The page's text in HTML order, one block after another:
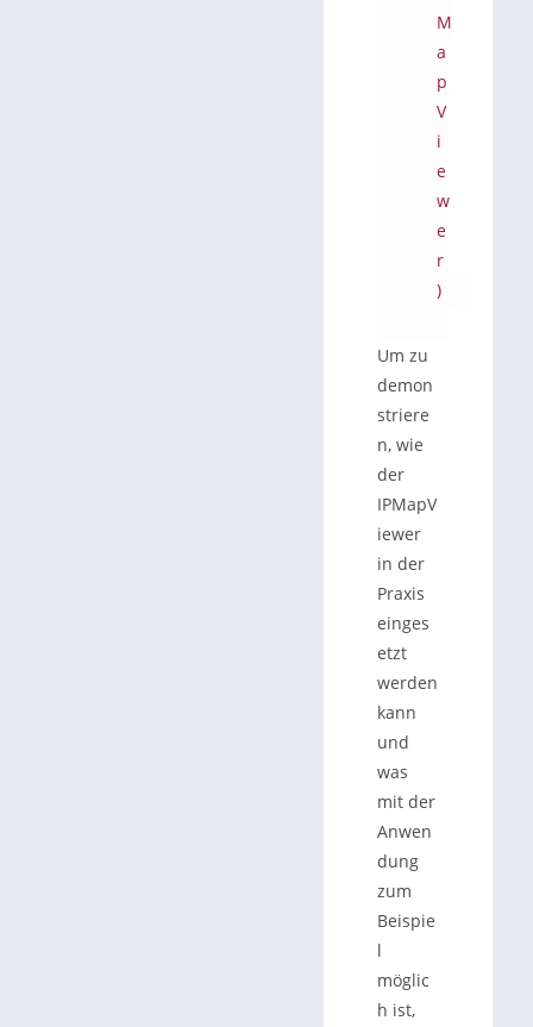
M
a
p
V
i
e
w
e
r
)
Um zu
demon
striere
n, wie
der
IPMapV
iewer
in der
Praxis
einges
etzt
werden
kann
und
was
mit der
Anwen
dung
zum
Beispie
l
möglic
h ist,